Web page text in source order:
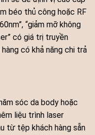
béo thủ công hoặc RF
“giảm mỡ không
có giá trị truyền
có khả năng chi trả
sóc da body hoặc
liệu trình laser
từ tệp khách hàng sẵn